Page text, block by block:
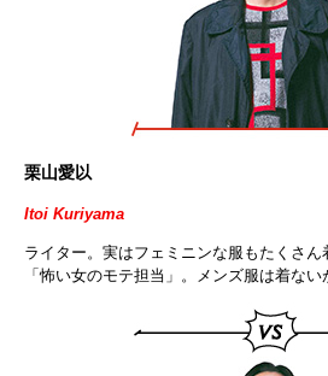
栗山愛以
Itoi Kuriyama
ライター。実はフェミニンな服もたくさん
「怖い女のモテ担当」。メンズ服は着ない